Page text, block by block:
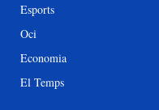
Esports
Oci
Economia
El Temps